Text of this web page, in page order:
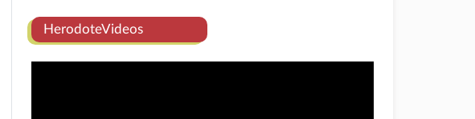
HerodoteVideos